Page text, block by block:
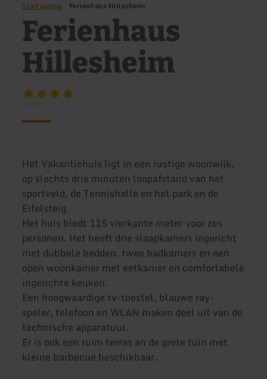
Startpagina Ferienhaus Hillesheim
Ferienhaus
Hillesheim
Het Vakantiehuis ligt in een rustige woonwijk,
op slechts drie minuten loopafstand van het
sportveld, de Tennishalle en het park en de
Eifelsteig.
Het huis biedt 115 vierkante meter voor zes
personen. Het heeft drie slaapkamers ingericht
met dubbele bedden, twee badkamers en een
open woonkamer met eetkamer en comfortabele
ingerichte keuken.
Een hoogwaardige tv-toestel, blauwe ray-
speler, telefoon en WLAN maken deel uit van de
technische apparatuur.
Er is ook een ruim terras an de grote tuin met
kleine barbecue beschikbaar.